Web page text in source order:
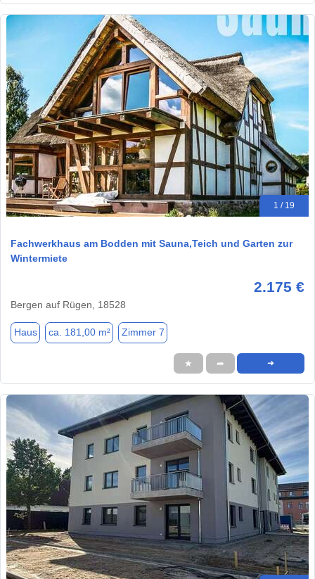
1 / 19
Fachwerkhaus am Bodden mit Sauna,Teich und Garten zur
Wintermiete
2.175 €
Bergen auf Rügen, 18528
Haus ca. 181,00 m² Zimmer 7
★ ➦ ➜